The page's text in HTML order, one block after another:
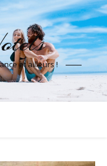
et ailleurs !